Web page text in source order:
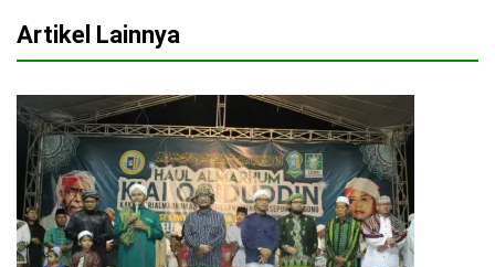
Artikel Lainnya